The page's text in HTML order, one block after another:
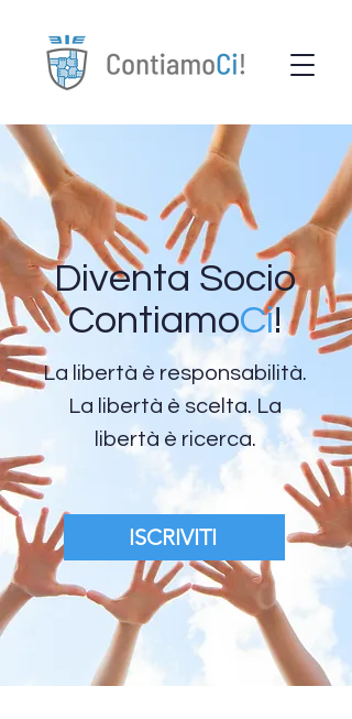
Diventa Socio
ContiamoCi!
La libertà è responsabilità.
La libertà è scelta. La
libertà è ricerca.
ISCRIVITI